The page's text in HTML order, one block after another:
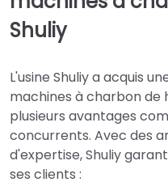
Shuliy
L'usine Shuliy a acquis
machines à charbon de
plusieurs avantages
concurrents. Avec des
d'expertise, Shuliy
ses clients :